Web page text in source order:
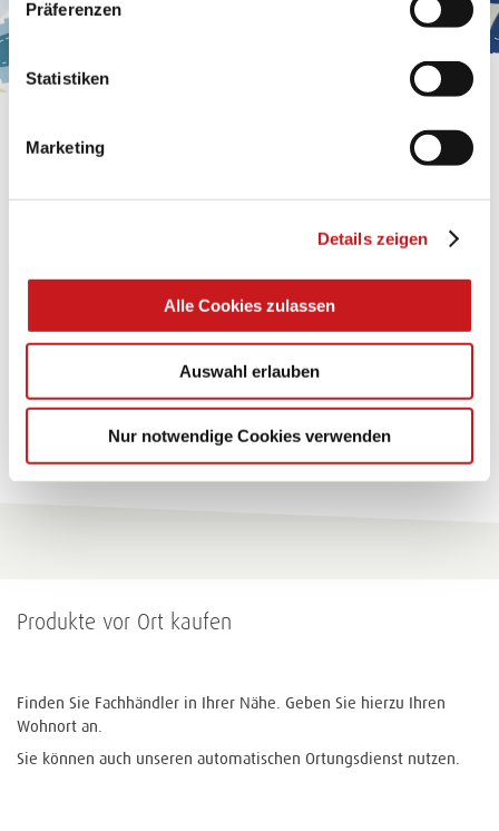
Impressum.
Präferenzen
Statistiken
Marketing
Details zeigen
Alle Cookies zulassen
Auswahl erlauben
Nur notwendige Cookies verwenden
"KINDERWAGEN"
Zum Tipp
Zu allen Tipps
Produkte vor Ort kaufen
Finden Sie Fachhändler in Ihrer Nähe. Geben Sie hierzu Ihren
Wohnort an.
Sie können auch unseren automatischen Ortungsdienst nutzen.